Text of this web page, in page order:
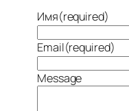
Имя(required)
Email(required)
Message